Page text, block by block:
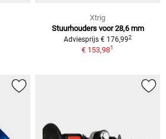
Xtrig
Stuurhouders voor 28,6 mm
Adviesprijs € 176,992
€ 153,981